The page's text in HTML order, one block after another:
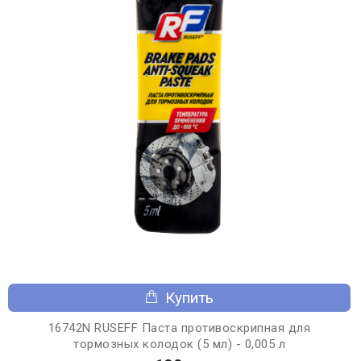
Купить
16742N RUSEFF Паста противоскрипная для
тормозных колодок (5 мл) - 0,005 л